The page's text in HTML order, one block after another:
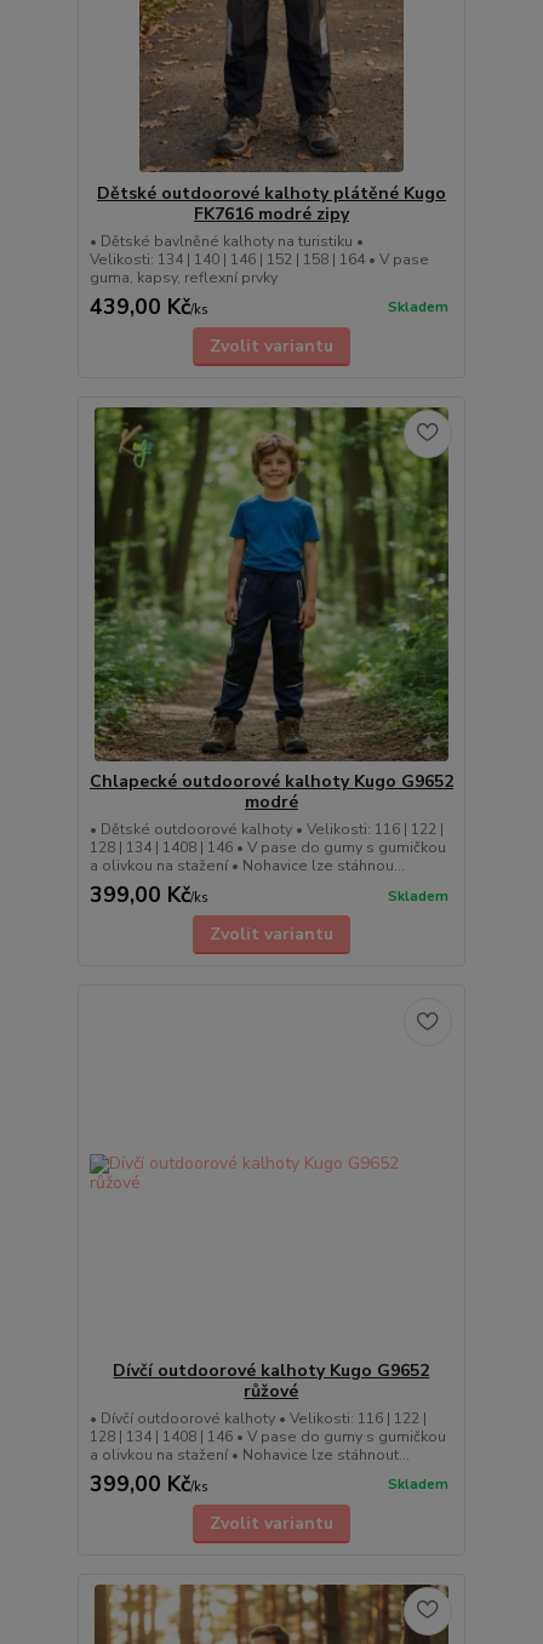
Dětské outdoorové kalhoty plátěné Kugo
FK7616 modré zipy
• Dětské bavlněné kalhoty na turistiku •
Velikosti: 134 | 140 | 146 | 152 | 158 | 164 • V pase
guma, kapsy, reflexní prvky
439,00 Kč/ks Skladem
Zvolit variantu
Chlapecké outdoorové kalhoty Kugo G9652
modré
• Dětské outdoorové kalhoty • Velikosti: 116 | 122 |
128 | 134 | 1408 | 146 • V pase do gumy s gumičkou
a olivkou na stažení • Nohavice lze stáhnou...
399,00 Kč/ks Skladem
Zvolit variantu
Dívčí outdoorové kalhoty Kugo G9652
růžové
• Dívčí outdoorové kalhoty • Velikosti: 116 | 122 |
128 | 134 | 1408 | 146 • V pase do gumy s gumičkou
a olivkou na stažení • Nohavice lze stáhnout...
399,00 Kč/ks Skladem
Zvolit variantu